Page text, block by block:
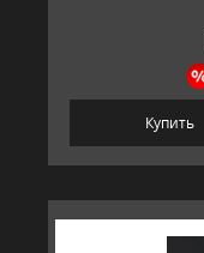
Купить